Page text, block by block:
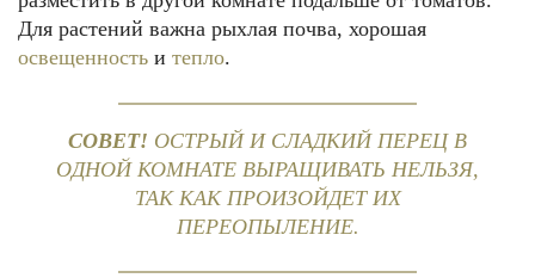
Для растений важна рыхлая почва, хорошая
освещенность и тепло.
СОВЕТ! ОСТРЫЙ И СЛАДКИЙ ПЕРЕЦ В
ОДНОЙ КОМНАТЕ ВЫРАЩИВАТЬ НЕЛЬЗЯ,
ТАК КАК ПРОИЗОЙДЕТ ИХ
ПЕРЕОПЫЛЕНИЕ.